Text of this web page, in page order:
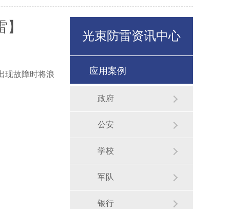
现故障时将浪
光束防雷资讯中心
应用案例
政府
公安
学校
军队
银行